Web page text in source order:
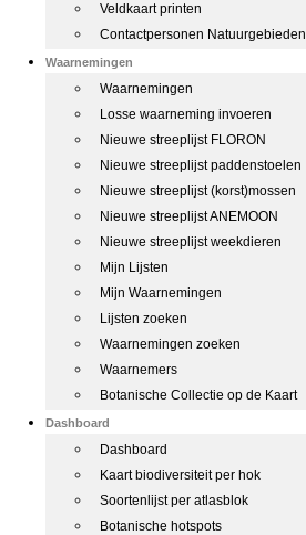
Veldkaart printen
Contactpersonen Natuurgebieden
Waarnemingen
Waarnemingen
Losse waarneming invoeren
Nieuwe streeplijst FLORON
Nieuwe streeplijst paddenstoelen
Nieuwe streeplijst (korst)mossen
Nieuwe streeplijst ANEMOON
Nieuwe streeplijst weekdieren
Mijn Lijsten
Mijn Waarnemingen
Lijsten zoeken
Waarnemingen zoeken
Waarnemers
Botanische Collectie op de Kaart
Dashboard
Dashboard
Kaart biodiversiteit per hok
Soortenlijst per atlasblok
Botanische hotspots